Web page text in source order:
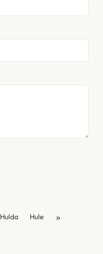
Hulda Hule »